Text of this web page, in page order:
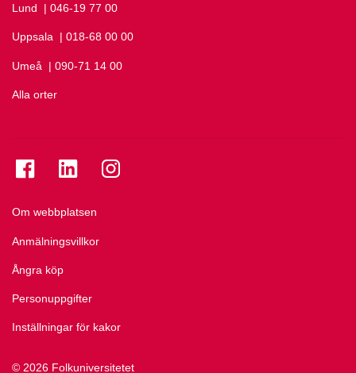
Lund Ring Lund på
| 046-19 77 00
Uppsala Ring Uppsala på
| 018-68 00 00
Umeå Ring Umeå på
| 090-71 14 00
Alla orter
© 2026 Folkuniversitetet
Om webbplatsen
Anmälningsvillkor
Ångra köp
Personuppgifter
Inställningar för kakor
Se folkuniversitetet på Facebook
Se folkuniversitetet på LinkedIn